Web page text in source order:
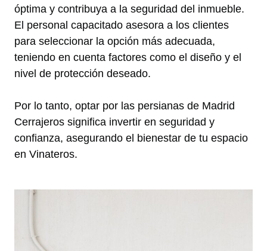
óptima y contribuya a la seguridad del inmueble.
El personal capacitado asesora a los clientes
para seleccionar la opción más adecuada,
teniendo en cuenta factores como el diseño y el
nivel de protección deseado.
Por lo tanto, optar por las persianas de Madrid
Cerrajeros significa invertir en seguridad y
confianza, asegurando el bienestar de tu espacio
en Vinateros.